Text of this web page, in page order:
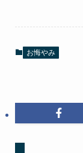
お悔やみ